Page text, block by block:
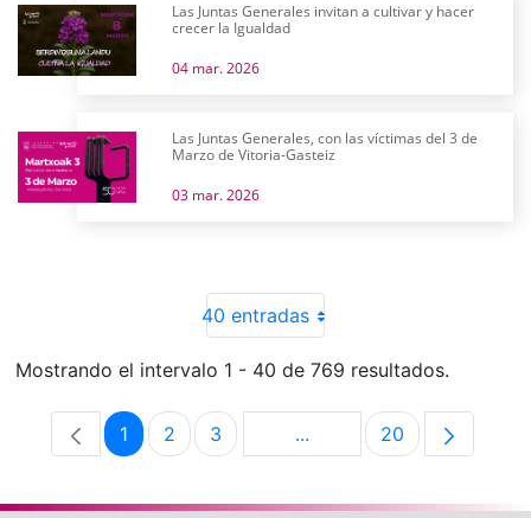
Las Juntas Generales invitan a cultivar y hacer
crecer la Igualdad
04 mar. 2026
Las Juntas Generales, con las víctimas del 3 de
Marzo de Vitoria-Gasteiz
03 mar. 2026
40 entradas
Mostrando el intervalo 1 - 40 de 769 resultados.
Página
1 Página
2 Página
3 ...Páginas intermedias Use
Página
20